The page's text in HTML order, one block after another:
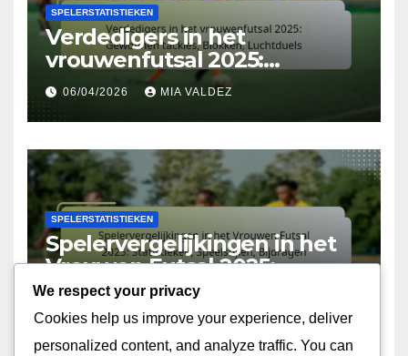
SPELERSTATISTIEKEN
Verdedigers in het
vrouwenfutsal 2025:
Gewonnen tackles, Blokken,
Luchtduels
06/04/2026 MIA VALDEZ
SPELERSTATISTIEKEN
Spelervergelijkingen in het
Vrouwen Futsal 2025:
Statistieken, Speelstijlen,
Bijdragen
06/04/2026 MIA VALDEZ
We respect your privacy
Cookies help us improve your experience, deliver
personalized content, and analyze traffic. You can